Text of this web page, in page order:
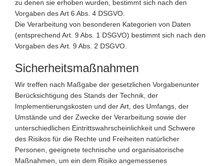
zu denen sie erhoben wurden, bestimmt sich nach den
Vorgaben des Art 6 Abs. 4 DSGVO.
Die Verarbeitung von besonderen Kategorien von Daten
(entsprechend Art. 9 Abs. 1 DSGVO) bestimmt sich nach den
Vorgaben des Art. 9 Abs. 2 DSGVO.
Sicherheitsmaßnahmen
Wir treffen nach Maßgabe der gesetzlichen Vorgabenunter
Berücksichtigung des Stands der Technik, der
Implementierungskosten und der Art, des Umfangs, der
Umstände und der Zwecke der Verarbeitung sowie der
unterschiedlichen Eintrittswahrscheinlichkeit und Schwere
des Risikos für die Rechte und Freiheiten natürlicher
Personen, geeignete technische und organisatorische
Maßnahmen, um ein dem Risiko angemessenes